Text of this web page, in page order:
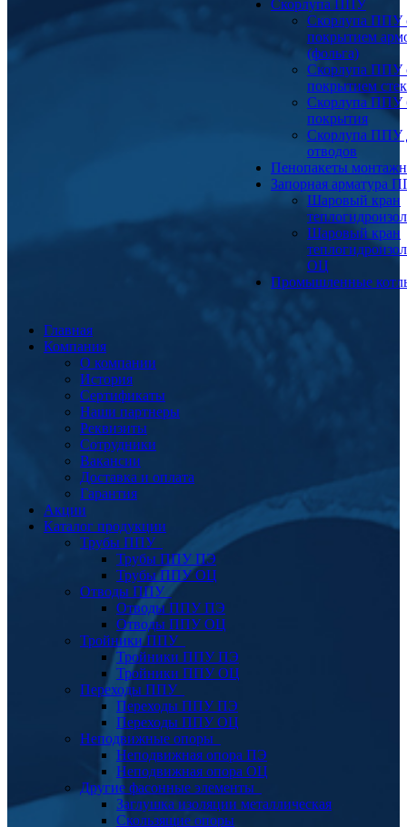
Скорлупа ППУ
Скорлупа ППУ
покрытием
(фольга)
Скорлупа ППУ
покрытием
Скорлупа ППУ
покрытия
Скорлупа ППУ
отводов
Пенопакеты
Запорная арматура
Шаровый кран
Шаровый кран
ОЦ
Промышленные
Главная
Компания
О компании
История
Сертификаты
Наши партнеры
Реквизиты
Сотрудники
Вакансии
Доставка и оплата
Гарантия
Акции
Каталог продукции
Трубы ППУ
Трубы ППУ ПЭ
Трубы ППУ ОЦ
Отводы ППУ
Отводы ППУ ПЭ
Отводы ППУ ОЦ
Тройники ППУ
Тройники ППУ ПЭ
Тройники ППУ ОЦ
Переходы ППУ
Переходы ППУ ПЭ
Переходы ППУ ОЦ
Неподвижные опоры
Неподвижная опора ПЭ
Неподвижная опора ОЦ
Другие фасонные элементы
Заглушка изоляции металлическая
Скользящие опоры